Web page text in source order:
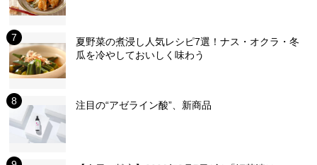
夏野菜の煮浸し人気レシピ7選！ナス・オクラ・冬
瓜を冷やしておいしく味わう
注目の“アゼライン酸”、新商品